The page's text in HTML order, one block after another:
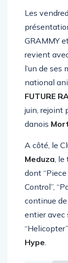
Les
GRAMMY
revient
l’un de ses
national
FUTURE
juin, rejoint
danois
A côté, le
Meduza ,
dont “Piece
Control”,
continue
entier avec
Hype